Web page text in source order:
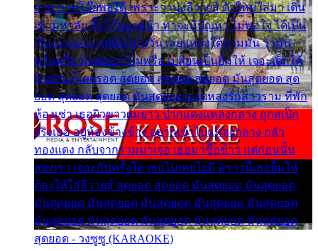
ยวน กวนโอ๊ยพอได้ เพราะว่านุ่งลีวายส์ ตัวใหม่ใส่มา เดิน
เข้ามหาลัย จิ๊กโก๊มองหน้า ท่าจะมีปัญหา ไม่พอใจ ได้เป็น
เรื่องแน่นอน แต่ฉันไม่หวั่น เลยแหลงใต้ถามมัน ว่ามัน
พรั่นพรือ มันตอบว่าไม่พรื่อ เปลี่ยนเป็นยิ้มให้ เจอะเด็กใต้
ด้วยกัน ก็เลยรอด สุดยอด สุดยอด สุดยอด มันสุดยอด สุด
ยอด สุดยอด สุดยอด มันสุดยอด แอบหลงรักสาวราม ที่พัก
ห้องเช่า เธอผิวขาวผมยาว ปากแดงแหลงกลาง ถูกสเป็ก
จริงเธอ อยู่ห้องข้างข้าง อยากเข้าไปแหลงกลาง กลัว
ทองแดง กลับจากรามมาเจอ เธอมาซื้อข้าว แต่ก่อนนั้น
สองเรา เจอะกันครั้งใด เธอไม่เคยไยดี คราวนี้เธอยิ้มให้
ต้องให้ใส่ลีวายส์ สุดยอด สุดยอด มันสุดยอด มันสุดยอด
มันสุดยอด มันสุดยอด มันสุดยอด มันสุดยอด มันสุดยอด
มันสุดยอด มันสุดยอด มันสุดยอด มันสุดยอด มันสุดยอด
สุดยอด - วงซูซู (KARAOKE)